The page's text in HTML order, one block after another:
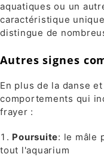
aquatiques ou un
caractéristique
distingue de
Autres signes
En plus de la danse
comportements qui
frayer :
Poursuite: le mâle
tout l'aquarium